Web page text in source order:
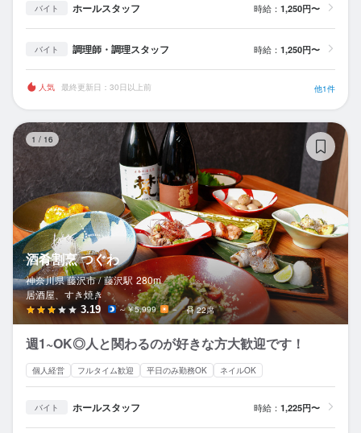
バイト ホールスタッフ 時給： 1,250円〜
バイト 調理師・調理スタッフ 時給： 1,250円〜
人気 最終更新日：30日以上前 他1件
1 / 16
酒肴割烹 つぐわ
神奈川県 藤沢市 / 藤沢駅 280m
居酒屋、すき焼き
3.19 ～￥5,999 － 22席
週1~OK◎人と関わるのが好きな方大歓迎です！
個人経営 フルタイム歓迎 平日のみ勤務OK ネイルOK
バイト ホールスタッフ 時給： 1,225円〜